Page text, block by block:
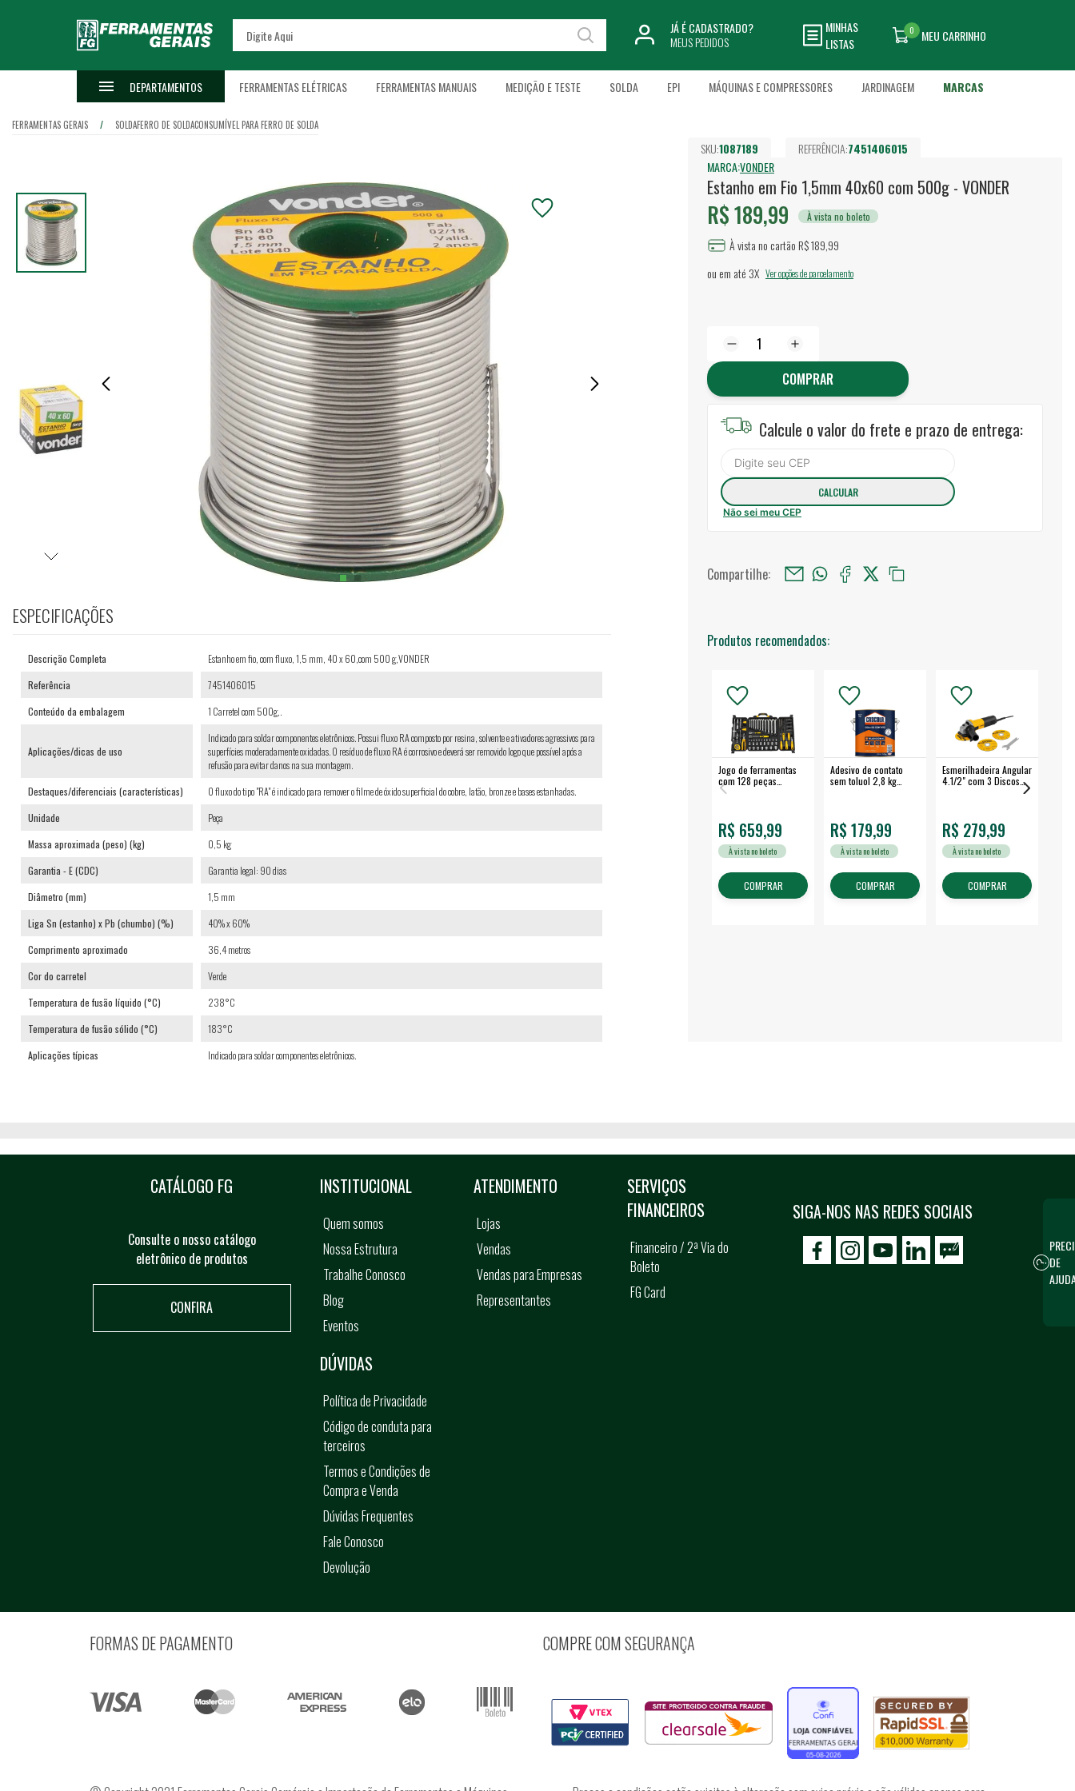
JÁ É CADASTRADO?
MEUS PEDIDOS
MINHAS
LISTAS
MEU CARRINHO
0
DEPARTAMENTOS FERRAMENTAS ELÉTRICAS FERRAMENTAS MANUAIS MEDIÇÃO E TESTE SOLDA EPI MÁQUINAS E COMPRESSORES JARDINAGEM MARCAS
FERRAMENTAS GERAIS SOLDAFERRO DE SOLDACONSUMÍVEL PARA FERRO DE SOLDA
SKU:1087189 REFERÊNCIA:7451406015
MARCA:VONDER
Estanho em Fio 1,5mm 40x60 com 500g - VONDER
R$ 189,99 À vista no boleto
À vista no cartão R$ 189,99
ou em até 3X Ver opções de parcelamento
COMPRAR
Calcule o valor do frete e prazo de entrega:
Não sei meu CEP
Compartilhe:
Produtos recomendados:
Jogo de ferramentas
com 128 peças
embalagem fechada -
R$ 659,99
À vista no boleto
COMPRAR
Adesivo de contato
sem toluol 2,8 kg
R$ 179,99
À vista no boleto
COMPRAR
Esmerilhadeira Angular
4.1/2" com 3 Discos
R$ 279,99
À vista no boleto
COMPRAR
ESPECIFICAÇÕES
Descrição Completa
Estanho em fio, com fluxo, 1,5 mm, 40 x 60,com 500 g,VONDER
Referência
7451406015
Conteúdo da embalagem
1 Carretel com 500g,.
Aplicações/dicas de uso
Indicado para soldar componentes eletrônicos. Possui fluxo RA composto por resina, solvente e ativadores agressivos para
superfícies moderadamente oxidadas. O resíduo de fluxo RA é corrosivo e deverá ser removido logo que possível após a
refusão para evitar danos na sua montagem.
Destaques/diferenciais (características)
O fluxo do tipo "RA" é indicado para remover o filme de óxido superficial do cobre, latão, bronze e bases estanhadas.
Unidade
Peça
Massa aproximada (peso) (kg)
0,5 kg
Garantia - E (CDC)
Garantia legal: 90 dias
Diâmetro (mm)
1,5 mm
Liga Sn (estanho) x Pb (chumbo) (%)
40% x 60%
Comprimento aproximado
36,4 metros
Cor do carretel
Verde
Temperatura de fusão líquido (°C)
238°C
Temperatura de fusão sólido (°C)
183°C
Aplicações típicas
Indicado para soldar componentes eletrônicos.
CATÁLOGO FG
Consulte o nosso catálogo
eletrônico de produtos
CONFIRA
SIGA-NOS NAS REDES SOCIAIS
icon-facebook
icon-social02icon-social03
INSTITUCIONAL
Quem somos
Nossa Estrutura
Trabalhe Conosco
Blog
Eventos
ATENDIMENTO
Lojas
Vendas
Vendas para Empresas
Representantes
SERVIÇOS
FINANCEIROS
Financeiro / 2ª Via do
Boleto
FG Card
DÚVIDAS
Política de Privacidade
Código de conduta para
terceiros
Termos e Condições de
Compra e Venda
Dúvidas Frequentes
Fale Conosco
Devolução
FORMAS DE PAGAMENTO COMPRE COM SEGURANÇA
DE